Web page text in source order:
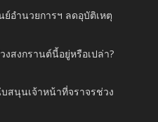
อำนวยการฯ ลดอุบัติเหตุ
งสงกรานต์นี้อยู่หรือเปล่า?
สนุนเจ้าหน้าที่จราจรช่วง